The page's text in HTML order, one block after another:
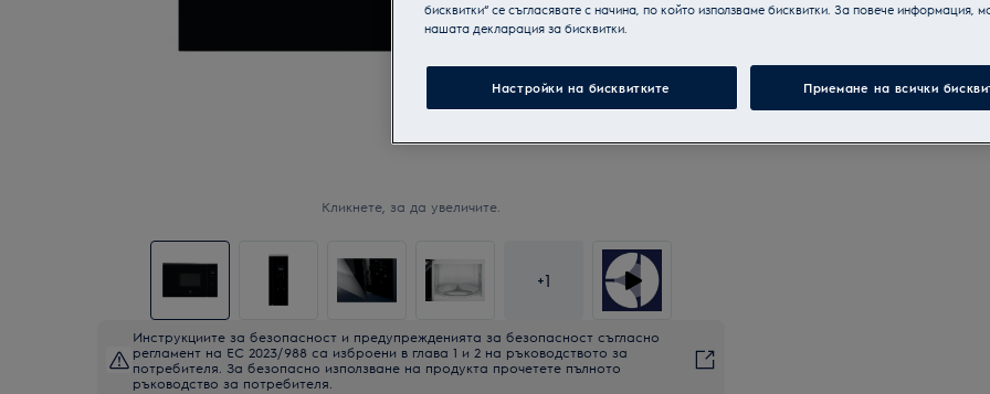
Кликнете, за да увеличите.
+1
Инструкциите за безопасност и предупрежденията за безопасност съгласно
регламент на ЕС 2023/988 са изброени в глава 1 и 2 на ръководството за
потребителя. За безопасно използване на продукта прочетете пълното
ръководство за потребителя.
бисквитки“ се съгласявате с начина, по който използваме бисквитки. За повече информация,
нашата декларация за бисквитки.
Настройки на бисквитките Приемане на всички